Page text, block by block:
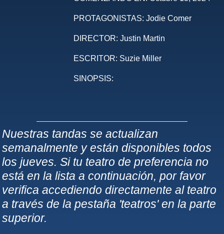
PROTAGONISTAS: Jodie Comer
DIRECTOR: Justin Martin
ESCRITOR: Suzie Miller
SINOPSIS:
Nuestras tandas se actualizan
semanalmente y están disponibles todos
los jueves. Si tu teatro de preferencia no
está en la lista a continuación, por favor
verifica accediendo directamente al teatro
a través de la pestaña 'teatros' en la parte
superior.